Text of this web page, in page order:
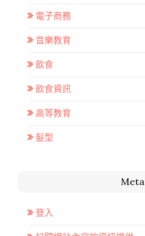
電子商務
音樂教育
飲食
飲食資訊
高等教育
髮型
Meta
登入